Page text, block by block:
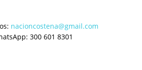
nacioncostena@gmail.com
300 601 8301